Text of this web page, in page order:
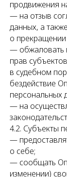
продвижения
— на отзыв
данных, а
о
— обжаловать
прав
в судебном
бездействие
персональных
— на
4.2. Субъекты
—
о себе;
— сообщать
изменении)